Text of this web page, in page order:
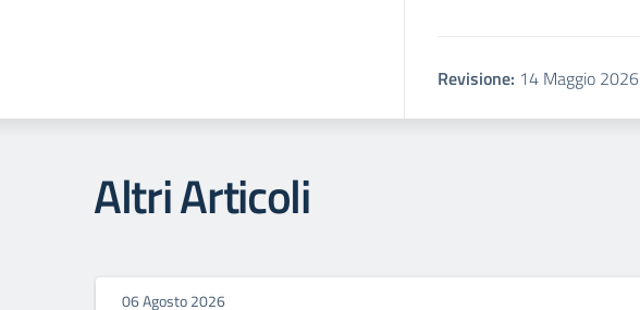
Revisione: 14 Maggio 2026
Altri Articoli
06 Agosto 2026